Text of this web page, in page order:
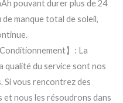
pouvant durer plus de 24
de manque total de soleil,
】: La
qualité du service sont nos
Si vous rencontrez des
nous les résoudrons dans